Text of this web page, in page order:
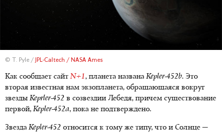
© T. Pyle / JPL-Caltech / NASA Ames
Как сообщает сайтN+1, планета названаKepler-452b. Это
вторая известная нам экзопланета, обращающаяся вокруг
звездыKeprler-452 в созвездии Лебедя, причем существование
первой,Kepler-452a, пока не подтверждено.
ЗвездаKepler-452 относится к тому же типу, что и Солнце —